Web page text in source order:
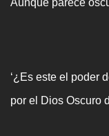
Aunque parece
‘¿Es este el poder
por el Dios Oscuro